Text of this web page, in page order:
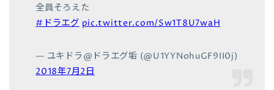
全員そろえた
#ドラエグ pic.twitter.com/Sw1T8U7waH
— ユキドラ@ドラエグ垢 (@U1YYNohuGF9II0j)
2018年7月2日